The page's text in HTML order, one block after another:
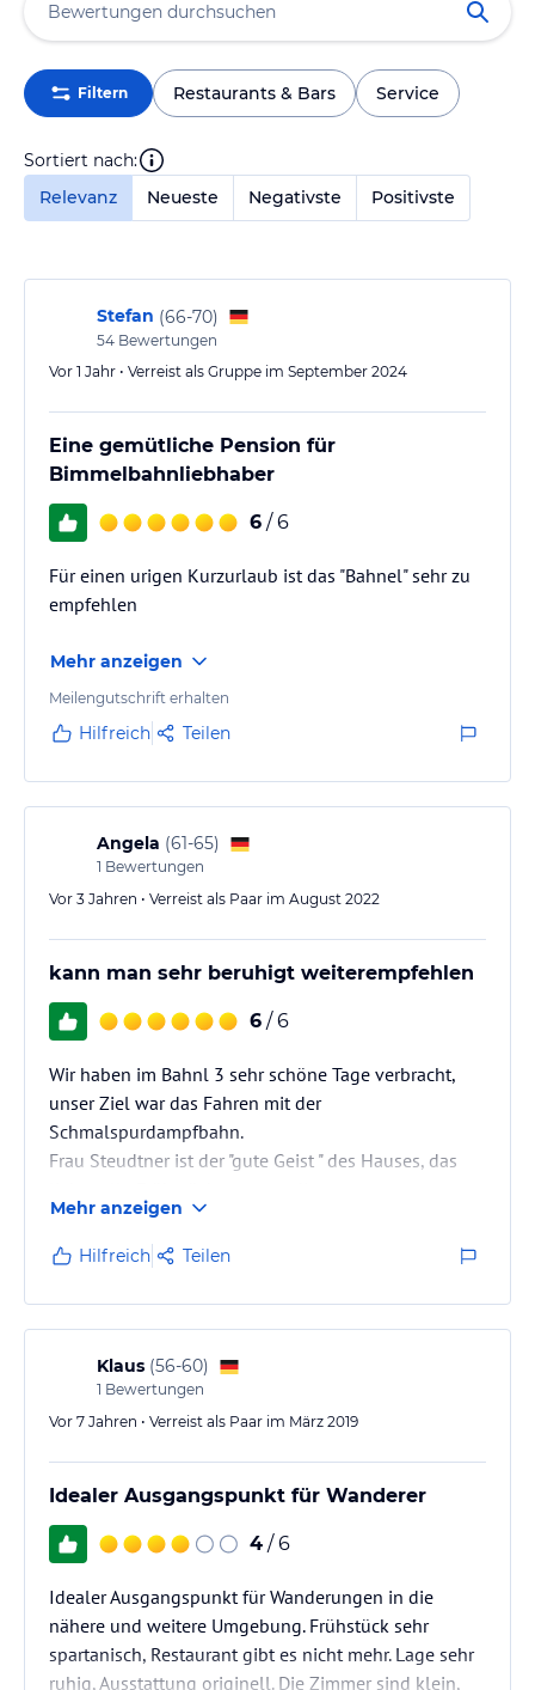
Filtern Restaurants & Bars Service
Sortiert nach:
Relevanz
Neueste Negativste Positivste
Stefan (66-70)
54 Bewertungen
Vor 1 Jahr • Verreist als Gruppe im September 2024
Eine gemütliche Pension für
Bimmelbahnliebhaber
6 / 6
Für einen urigen Kurzurlaub ist das "Bahnel" sehr zu
empfehlen
Mehr anzeigen
Meilengutschrift erhalten
Hilfreich Teilen
Angela (61-65)
1 Bewertungen
Vor 3 Jahren • Verreist als Paar im August 2022
kann man sehr beruhigt weiterempfehlen
6 / 6
Wir haben im Bahnl 3 sehr schöne Tage verbracht,
unser Ziel war das Fahren mit der
Schmalspurdampfbahn.
Frau Steudtner ist der "gute Geist " des Hauses, das
Mehr anzeigen
Hilfreich Teilen
Klaus (56-60)
1 Bewertungen
Vor 7 Jahren • Verreist als Paar im März 2019
Idealer Ausgangspunkt für Wanderer
4 / 6
Idealer Ausgangspunkt für Wanderungen in die
nähere und weitere Umgebung. Frühstück sehr
spartanisch, Restaurant gibt es nicht mehr. Lage sehr
ruhig, Ausstattung originell. Die Zimmer sind klein,